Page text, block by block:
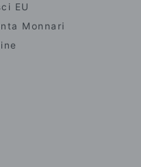
EU
Monnari